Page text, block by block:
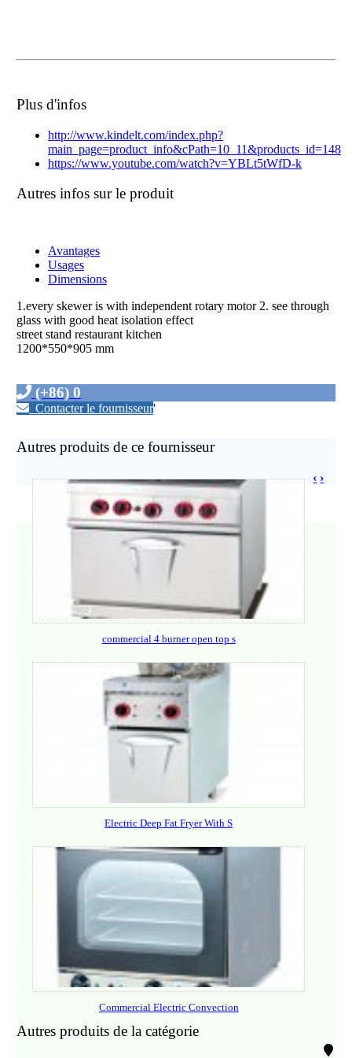
Plus d'infos
http://www.kindelt.com/index.php?
main_page=product_info&cPath=10_11&products_id=148
https://www.youtube.com/watch?v=YBLt5tWfD-k
Autres infos sur le produit
Avantages
Usages
Dimensions
1.every skewer is with independent rotary motor 2. see through
glass with good heat isolation effect
street stand restaurant kitchen
1200*550*905 mm
(+86) 0
Contacter le fournisseur'
Autres produits de ce fournisseur
commercial 4 burner open top s
Electric Deep Fat Fryer With S
Commercial Electric Convection
‹ ›
Autres produits de la catégorie